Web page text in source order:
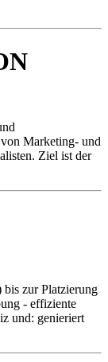
Marketing- und
Ziel ist der
zur Platzierung
- effiziente
und: genieriert